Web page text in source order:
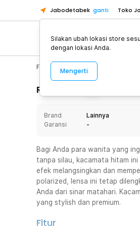
Jabodetabek ganti Toko
Toko
Toko
Pick n
Pick n
Toko
Toko
Pick n
Pick n
Pick n
Fashion, Make Up & Beauty Care
Rincian Produk
Brand
Lainnya
Garansi
-
Bagi Anda para wanita yang
tanpa silau, kacamata hitam
efek melangsingkan dan
polarized, lensa ini tetap
Anda dari sinar matahari.
yang stylish dan premium.
Fitur
Silakan ubah lokasi store
dengan lokasi Anda.
Mengerti